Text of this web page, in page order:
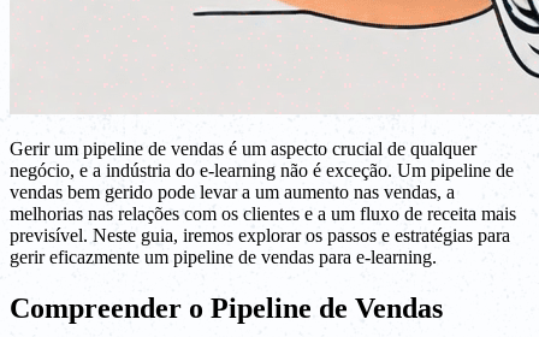
Gerir um pipeline de vendas é um aspecto crucial de qualquer
negócio, e a indústria do e-learning não é exceção. Um pipeline de
vendas bem gerido pode levar a um aumento nas vendas, a
melhorias nas relações com os clientes e a um fluxo de receita mais
previsível. Neste guia, iremos explorar os passos e estratégias para
gerir eficazmente um pipeline de vendas para e-learning.
Compreender o Pipeline de Vendas